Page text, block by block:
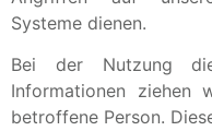
Systeme dienen.
Bei der Nutzung
Informationen ziehen
betroffene Person.